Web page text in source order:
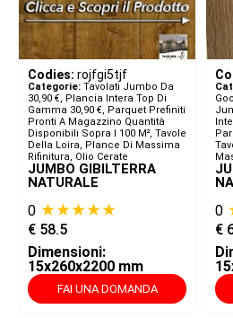
Codies: rojfgi5tjf
Categorie: Tavolati Jumbo Da
30,90 €, Plancia Intera Top Di
Gamma 30,90 €, Parquet Prefiniti
Pronti A Magazzino Quantità
Disponibili Sopra I 100 M², Tavole
Della Loira, Plance Di Massima
Rifinitura, Olio Cerate
JUMBO GIBILTERRA
NATURALE
0 ★★★★★
€ 58.5
Dimensioni:
15x260x2200 mm
FAI UNA DOMANDA
0
€